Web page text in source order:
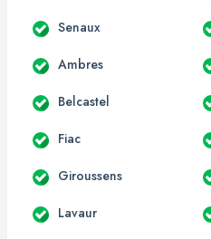
Senaux
Ambres
Belcastel
Fiac
Giroussens
Lavaur